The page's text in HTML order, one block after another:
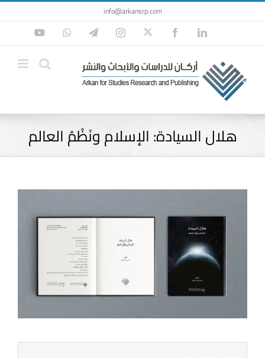
Skip
to
content
info@arkansrp.com
LinkedIn
Facebook
Twitter
Instagram
Telegram
WhatsApp
YouTube
هلال السيادة: الإسلام ونَظْمُ العالم
Larger
Image